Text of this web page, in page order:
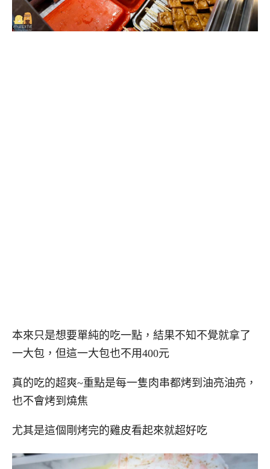
本來只是想要單純的吃一點，結果不知不覺就拿了
一大包，但這一大包也不用400元
真的吃的超爽~重點是每一隻肉串都烤到油亮油亮，
也不會烤到燒焦
尤其是這個剛烤完的雞皮看起來就超好吃